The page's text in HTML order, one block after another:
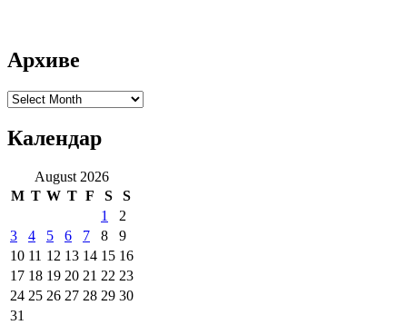
Архиве
Архиве
Календар
August 2026
M T W T F S
S
1
2
3
4 5 6 7 8
9
10 11 12 13 14 15 16
17 18 19 20 21 22 23
24 25 26 27 28 29 30
31